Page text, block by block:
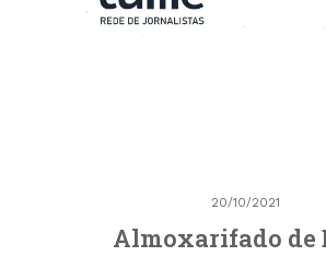
20/10/2021
Almoxarifado de